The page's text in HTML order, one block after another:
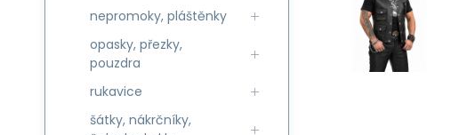
nepromoky, pláštěnky
opasky, přezky,
pouzdra
rukavice
šátky, nákrčníky,